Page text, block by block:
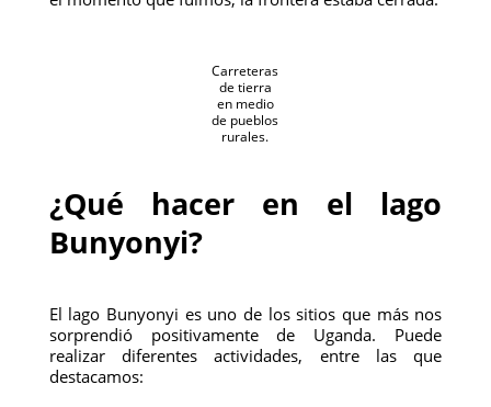
Carreteras
de tierra
en medio
de pueblos
rurales.
¿Qué hacer en el lago
Bunyonyi?
El lago Bunyonyi es uno de los sitios que más nos
sorprendió positivamente de Uganda. Puede
realizar diferentes actividades, entre las que
destacamos: